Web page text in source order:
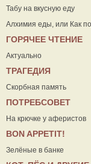
Табу на вкусную еду
Алхимия еды, или Как
ГОРЯЧЕЕ ЧТЕНИЕ
Актуально
ТРАГЕДИЯ
Скорбная память
ПОТРЕБСОВЕТ
На крючке у аферистов
ВON APPETIT!
Зелёные в банке